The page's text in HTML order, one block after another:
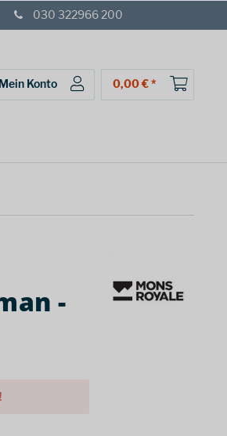
030 322966 200
Mein Konto 0,00 € *
-